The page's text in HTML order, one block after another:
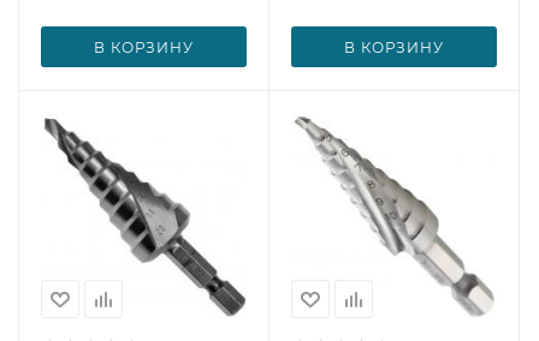
В КОРЗИНУ В КОРЗИНУ